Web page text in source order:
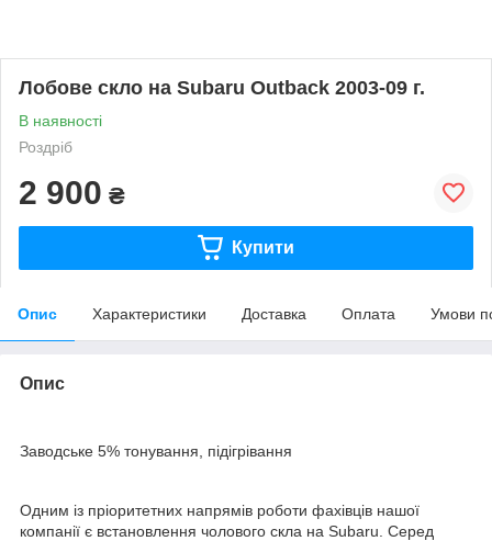
Лобове скло на Subaru Outback 2003-09 г.
В наявності
Роздріб
2 900 ₴
Купити
Опис Характеристики Доставка Оплата Умови
Опис
Заводське 5% тонування, підігрівання
Одним із пріоритетних напрямів роботи фахівців нашої
компанії є встановлення чолового скла на Subaru. Серед